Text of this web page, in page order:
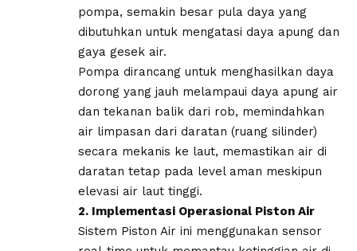
pompa, semakin besar pula daya yang
dibutuhkan untuk mengatasi daya apung dan
gaya gesek air.
Pompa dirancang untuk menghasilkan daya
dorong yang jauh melampaui daya apung air
dan tekanan balik dari rob, memindahkan
air limpasan dari daratan (ruang silinder)
secara mekanis ke laut, memastikan air di
daratan tetap pada level aman meskipun
elevasi air laut tinggi.
​2. Implementasi Operasional Piston Air
​Sistem Piston Air ini menggunakan sensor